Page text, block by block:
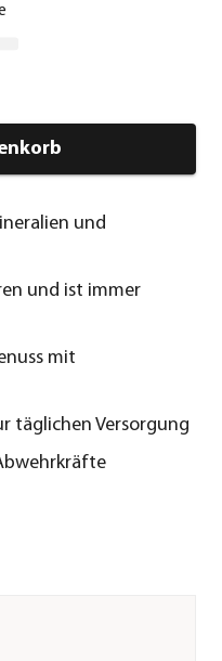
und
und ist immer
mit
täglichen Versorgung